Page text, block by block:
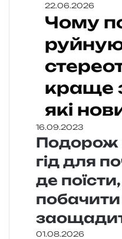
22.06.2026
Чому
краще
які
16.09.2023
Подорож
гід для
де
побачити
01.08.2026